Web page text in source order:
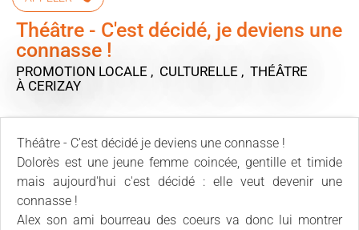
Théâtre - C'est décidé, je deviens une
connasse !
PROMOTION LOCALE , CULTURELLE , THÉÂTRE
À CERIZAY
Théâtre - C'est décidé je deviens une connasse !
Dolorès est une jeune femme coincée, gentille et timide
mais aujourd'hui c'est décidé : elle veut devenir une
connasse !
Alex son ami bourreau des coeurs va donc lui montrer